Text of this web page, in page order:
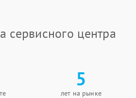
сервисного центра
5
лет на рынке